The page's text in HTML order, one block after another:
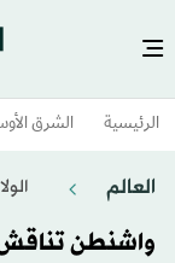
الرئيسية الشرق
العالم
واشنطن